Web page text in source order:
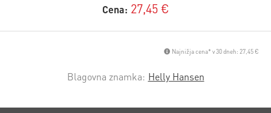
Cena: 27,45 €
Najnižja cena* v 30 dneh: 27,45 €
Blagovna znamka: Helly Hansen